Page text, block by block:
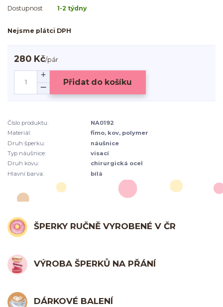
Dostupnost 1-2 týdny
Nejsme plátci DPH
280 Kč/pár
Přidat do košíku
Číslo produktu:
NA0192
Materiál:
fimo, kov, polymer
Druh šperku:
náušnice
Typ náušnice:
visací
Druh kovu:
chirurgická ocel
Hlavní barva:
bílá
ŠPERKY RUČNĚ VYROBENÉ V ČR
VÝROBA ŠPERKŮ NA PŘÁNÍ
DÁRKOVÉ BALENÍ